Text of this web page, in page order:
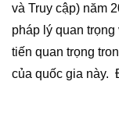
và Truy cập) năm
pháp lý quan
tiến quan trọng
của quốc gia này.